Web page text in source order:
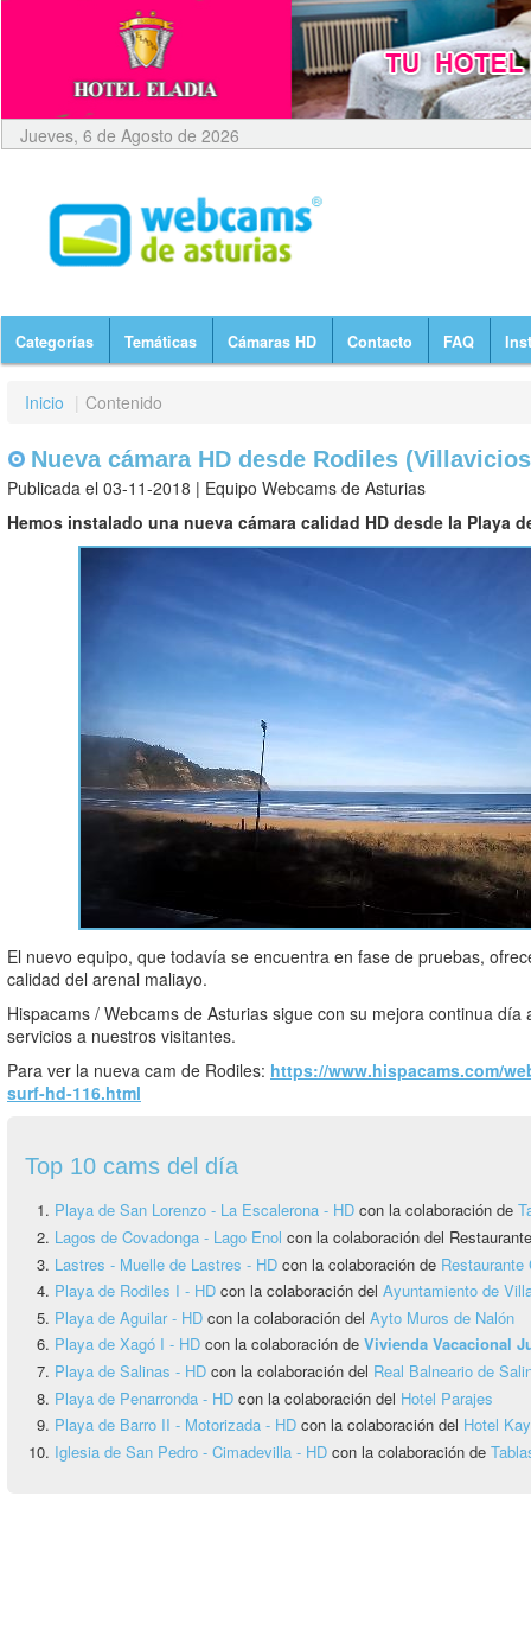
Jueves, 6 de Agosto de 2026
Categorías Temáticas Cámaras HD Contacto FAQ
Inicio | Contenido
Nueva cámara HD desde Rodiles
Publicada el 03-11-2018 | Equipo Webcams de Asturias
Hemos instalado una nueva cámara calidad HD desde la Playa
El nuevo equipo, que todavía se encuentra en fase de pruebas,
calidad del arenal maliayo.
Hispacams / Webcams de Asturias sigue con su mejora continua
servicios a nuestros visitantes.
Para ver la nueva cam de Rodiles: https://www.hispacams.com/
surf-hd-116.html
Top 10 cams del día
Playa de San Lorenzo - La Escalerona - HD con la colaboración de
Lagos de Covadonga - Lago Enol con la colaboración del
Lastres - Muelle de Lastres - HD con la colaboración de
Playa de Rodiles I - HD con la colaboración del Ayuntamiento de
Playa de Aguilar - HD con la colaboración del Ayto Muros de Nalón
Playa de Xagó I - HD con la colaboración de Vivienda Vacacional
Playa de Salinas - HD con la colaboración del Real Balneario de
Playa de Penarronda - HD con la colaboración del Hotel Parajes
Playa de Barro II - Motorizada - HD con la colaboración del Hotel
Iglesia de San Pedro - Cimadevilla - HD con la colaboración de